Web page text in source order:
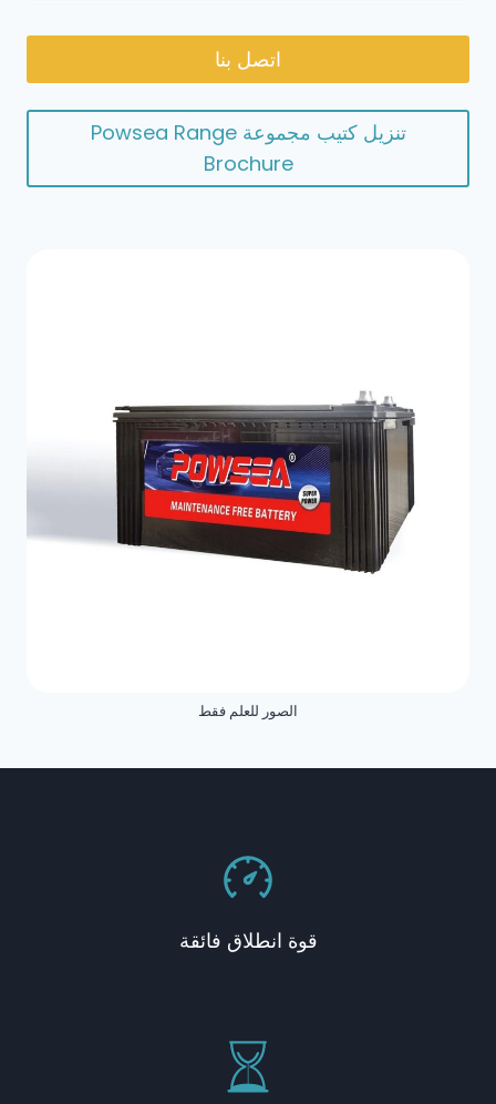
اتصل بنا
تنزيل كتيب مجموعة Powsea Range
Brochure
الصور للعلم فقط
قوة انطلاق فائقة